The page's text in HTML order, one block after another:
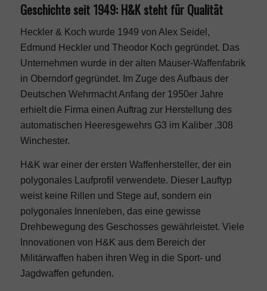
Geschichte seit 1949: H&K steht für Qualität
Heckler & Koch wurde 1949 von Alex Seidel,
Edmund Heckler und Theodor Koch gegründet. Das
Unternehmen wurde in der alten Mauser-Waffenfabrik
in Oberndorf gegründet. Im Zuge des Aufbaus der
Deutschen Wehrmacht Anfang der 1950er Jahre
erhielt die Firma einen Auftrag zur Herstellung des
automatischen Heeresgewehrs G3 im Kaliber .308
Winchester.
H&K war einer der ersten Waffenhersteller, der ein
polygonales Laufprofil verwendete. Dieser Lauftyp
weist keine Rillen und Stege auf, sondern ein
polygonales Innenleben, das eine gewisse
Drehbewegung des Geschosses gewährleistet. Viele
Innovationen von H&K aus dem Bereich der
Militärwaffen haben ihren Weg in die Sport- und
Jagdwaffen gefunden.